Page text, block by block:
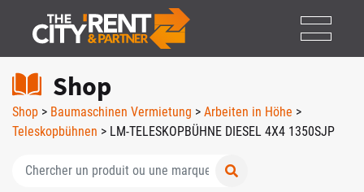
Shop
Shop > Baumaschinen Vermietung > Arbeiten in Höhe >
Teleskopbühnen > LM-TELESKOPBÜHNE DIESEL 4X4 1350SJP